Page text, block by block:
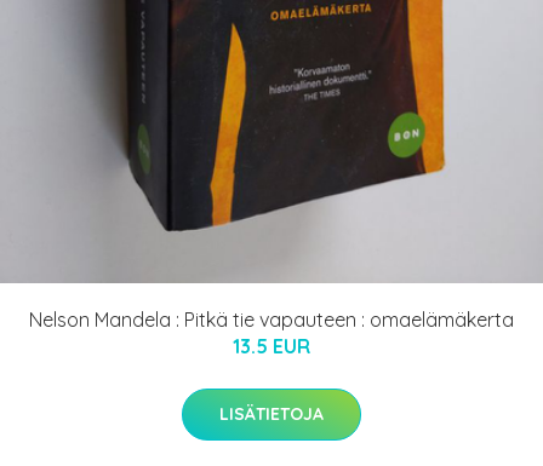
Nelson Mandela : Pitkä tie vapauteen : omaelämäkerta
13.5 EUR
LISÄTIETOJA